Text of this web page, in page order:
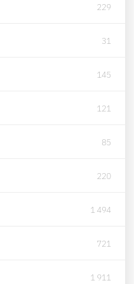
229
31
145
121
85
220
1 494
721
1 911